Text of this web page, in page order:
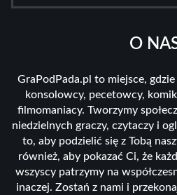
O
GraPodPada.pl to miejsce,
konsolowcy, pecetowcy,
filmomaniacy. Tworzymy
niedzielnych graczy, czytaczy i
to, aby podzielić się z Tobą
również, aby pokazać Ci, że
wszyscy patrzymy na
inaczej. Zostań z nami i